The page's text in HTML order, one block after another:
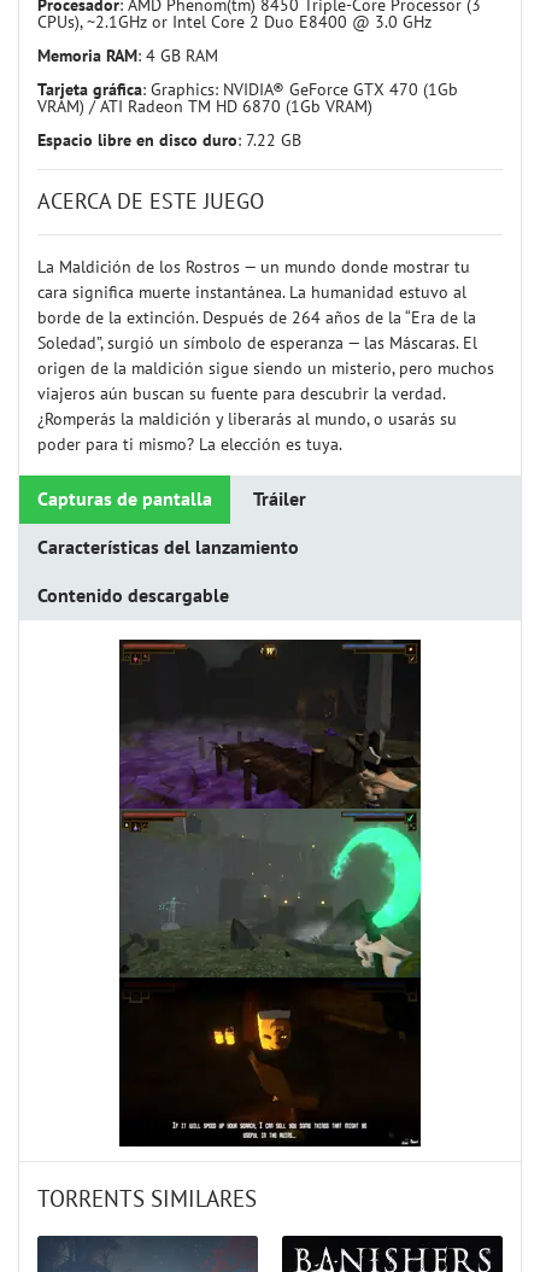
Procesador: AMD Phenom(tm) 8450 Triple-Core Processor (3
CPUs), ~2.1GHz or Intel Core 2 Duo E8400 @ 3.0 GHz
Memoria RAM: 4 GB RAM
Tarjeta gráfica: Graphics: NVIDIA® GeForce GTX 470 (1Gb
VRAM) / ATI Radeon TM HD 6870 (1Gb VRAM)
Espacio libre en disco duro: 7.22 GB
ACERCA DE ESTE JUEGO
La Maldición de los Rostros — un mundo donde mostrar tu
cara significa muerte instantánea. La humanidad estuvo al
borde de la extinción. Después de 264 años de la “Era de la
Soledad”, surgió un símbolo de esperanza — las Máscaras. El
origen de la maldición sigue siendo un misterio, pero muchos
viajeros aún buscan su fuente para descubrir la verdad.
¿Romperás la maldición y liberarás al mundo, o usarás su
poder para ti mismo? La elección es tuya.
Capturas de pantalla Tráiler
Características del lanzamiento
Contenido descargable
TORRENTS SIMILARES